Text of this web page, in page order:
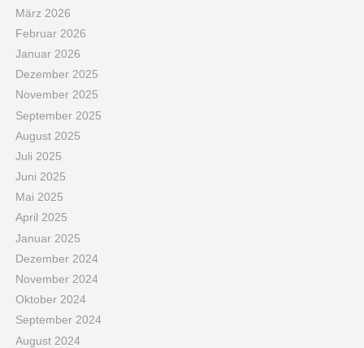
März 2026
Februar 2026
Januar 2026
Dezember 2025
November 2025
September 2025
August 2025
Juli 2025
Juni 2025
Mai 2025
April 2025
Januar 2025
Dezember 2024
November 2024
Oktober 2024
September 2024
August 2024